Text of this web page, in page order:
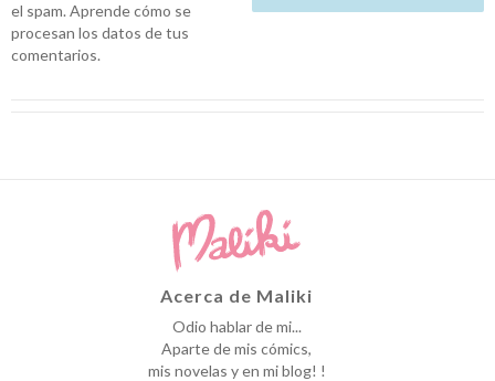
el spam.Aprende cómo se
procesan los datos de tus
comentarios.
Acerca de Maliki
Odio hablar de mi...
Aparte de mis cómics,
mis novelas y en mi blog! !